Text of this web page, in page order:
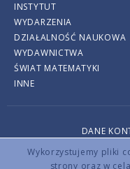
Wykorzystujemy pliki
strony oraz w
INSTYTUT
WYDARZENIA
DZIAŁALNOŚĆ NAUKOWA
WYDAWNICTWA
ŚWIAT MATEMATYKI
INNE
DANE
Copyright ©